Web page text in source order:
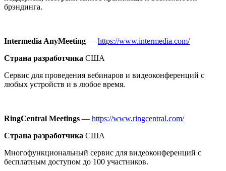
брэндинга.
Intermedia AnyMeeting — https://www.intermedia.com/
Страна разработчика США
Сервис для проведения вебинаров и видеоконференций с
любых устройств и в любое время.
RingCentral Meetings — https://www.ringcentral.com/
Страна разработчика США
Многофункциональный сервис для видеоконференций с
бесплатным доступом до 100 участников.